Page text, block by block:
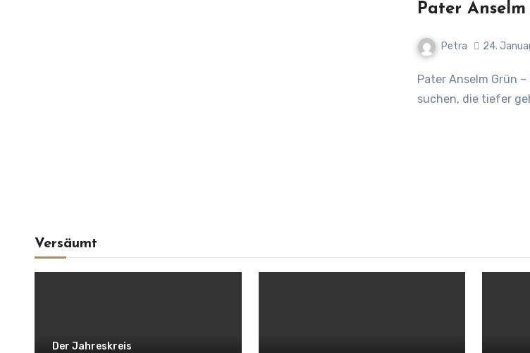
Pater Anselm
Petra 24.
Pater Anselm Grün – Weisheit für die Seele Kennst du das Gefühl, nach Antworten zu
suchen, die tiefer
Versäumt
Der Jahreskreis